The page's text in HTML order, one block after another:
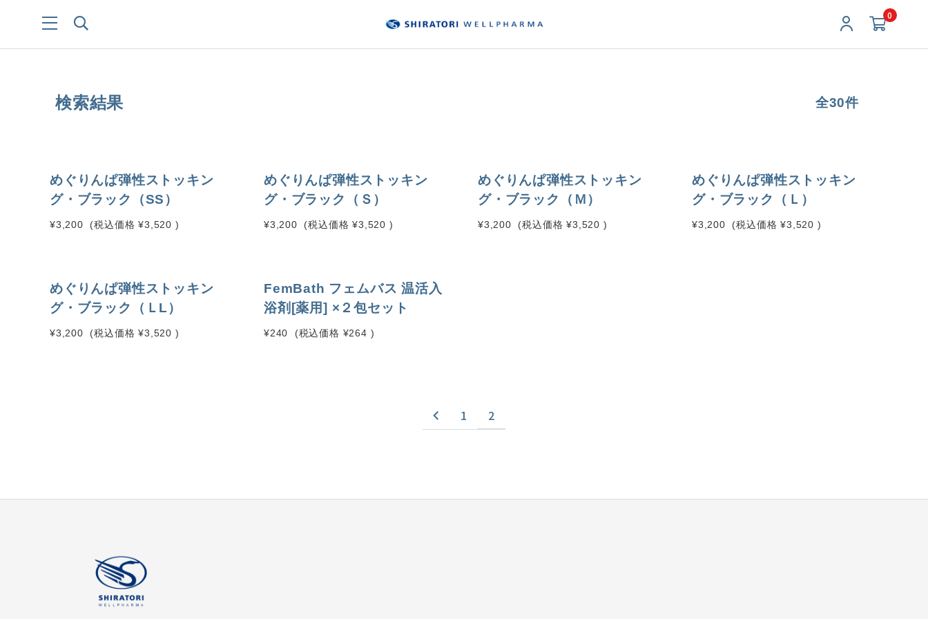
0
検索結果 全30件
めぐりんぱ弾性ストッキン
グ・ブラック（SS）
¥3,200 (税込価格 ¥3,520 )
めぐりんぱ弾性ストッキン
グ・ブラック（Ｓ）
¥3,200 (税込価格 ¥3,520 )
めぐりんぱ弾性ストッキン
グ・ブラック（Ｍ）
¥3,200 (税込価格 ¥3,520 )
めぐりんぱ弾性ストッキン
グ・ブラック（Ｌ）
¥3,200 (税込価格 ¥3,520 )
めぐりんぱ弾性ストッキン
グ・ブラック（ＬL）
¥3,200 (税込価格 ¥3,520 )
FemBath フェムバス 温活入
浴剤[薬用] ×２包セット
¥240 (税込価格 ¥264 )
1 2